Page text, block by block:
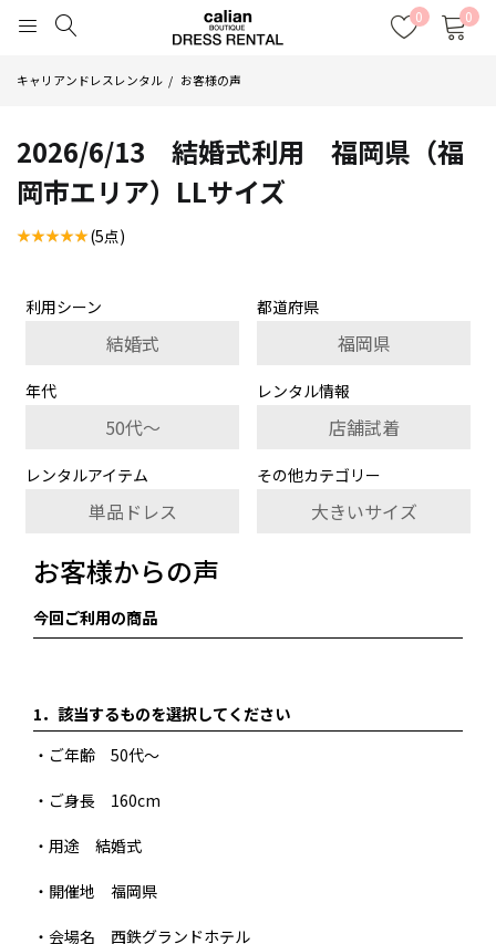
0 0
キャリアンドレスレンタル お客様の声
2026/6/13 結婚式利用 福岡県（福
岡市エリア）LLサイズ
(5点)
利用シーン
結婚式
都道府県
福岡県
年代
50代～
レンタル情報
店舗試着
レンタルアイテム
単品ドレス
その他カテゴリー
大きいサイズ
お客様からの声
今回ご利用の商品
1． 該当するものを選択してください
・ご年齢 50代～
・ご身長 160cm
・用途 結婚式
・開催地 福岡県
・会場名 西鉄グランドホテル